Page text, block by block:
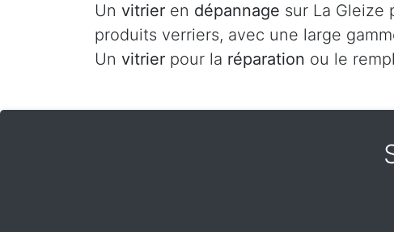
Un vitrier en dépannage sur La Gleize
produits verriers, avec une large
Un vitrier pour la réparation ou le